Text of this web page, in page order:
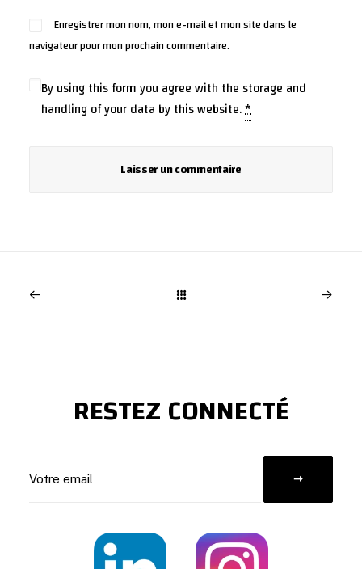
Enregistrer mon nom, mon e-mail et mon site dans le
navigateur pour mon prochain commentaire.
By using this form you agree with the storage and
handling of your data by this website.*
RESTEZ CONNECTÉ